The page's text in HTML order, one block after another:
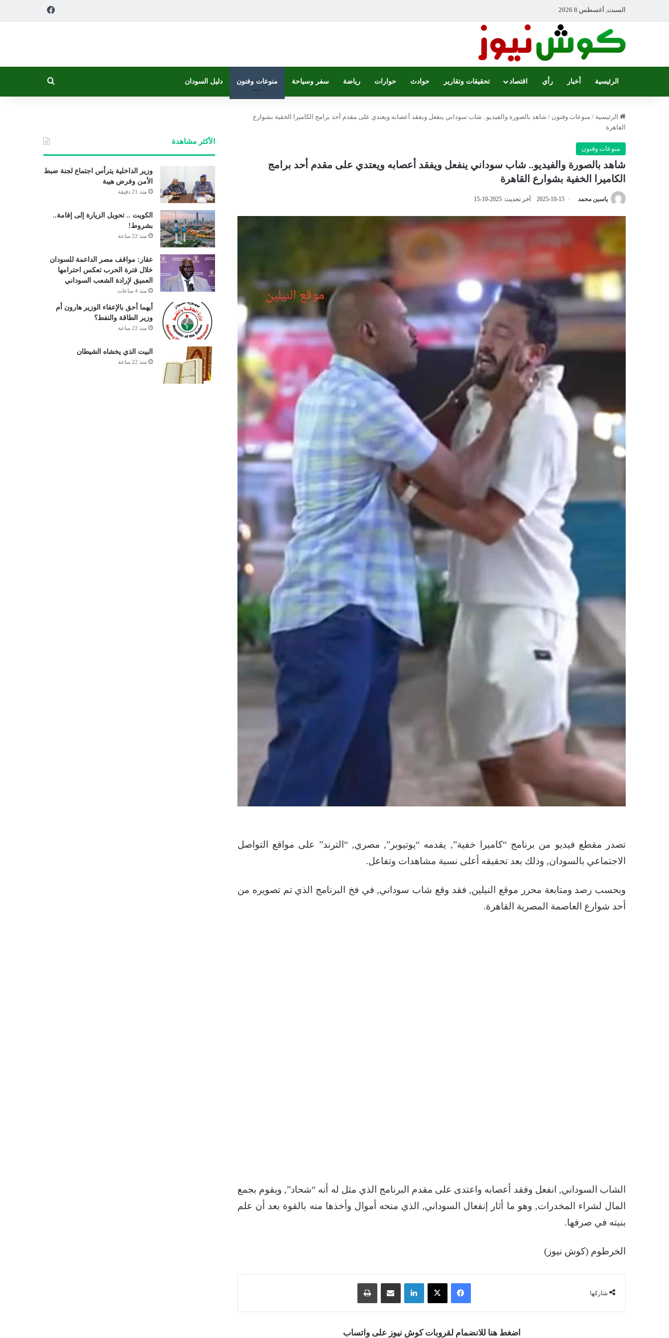
السبت, أغسطس 8 2026
الرئيسية أخبار رأي اقتصاد تحقيقات وتقارير حوادث حوارات رياضة سفر وسياحة منوعات وفنون دليل السودان
الرئيسية / منوعات وفنون / شاهد بالصورة والفيديو.. شاب سوداني ينفعل ويفقد أعصابه ويعتدي على مقدم أحد برامج الكاميرا الخفية بشوارع
القاهرة
منوعات وفنون
شاهد بالصورة والفيديو.. شاب سوداني ينفعل ويفقد أعصابه ويعتدي على مقدم أحد برامج
الكاميرا الخفية بشوارع القاهرة
ياسين محمد 2025-10-15 آخر تحديث: 2025-10-15
تصدر مقطع فيديو من برنامج “كاميرا خفية”, يقدمه “يوتيوبر”, مصري, “الترند” على مواقع التواصل
الاجتماعي بالسودان, وذلك بعد تحقيقه أعلى نسبة مشاهدات وتفاعل.
وبحسب رصد ومتابعة محرر موقع النيلين, فقد وقع شاب سوداني, في فخ البرنامج الذي تم تصويره من
أحد شوارع العاصمة المصرية القاهرة.
الشاب السوداني, انفعل وفقد أعصابه واعتدى على مقدم البرنامج الذي مثل له أنه “شحاد”, ويقوم بجمع
المال لشراء المخدرات, وهو ما أثار إنفعال السوداني, الذي منحه أموال وأخذها منه بالقوة بعد أن علم
بنيته في صرفها.
الخرطوم (كوش نيوز)
شاركها
فيسبوك ‫X لينكدإن مشاركة عبر البريد
اضغط هنا للانضمام لقروبات كوش نيوز على واتساب
الأكثر مشاهدة
وزير الداخلية يترأس اجتماع لجنة ضبط
الأمن وفرض هيبة
منذ 21 دقيقة
الكويت .. تحويل الزيارة إلى إقامة..
بشروط!
منذ 22 ساعة
عقار: مواقف مصر الداعمة للسودان
خلال فترة الحرب تعكس احترامها
العميق لإرادة الشعب السوداني
منذ 4 ساعات
أيهما أحق بالإعفاء الوزير هارون أم
وزير الطاقة والنفط؟
منذ 22 ساعة
البيت الذي يخشاه الشيطان
منذ 22 ساعة